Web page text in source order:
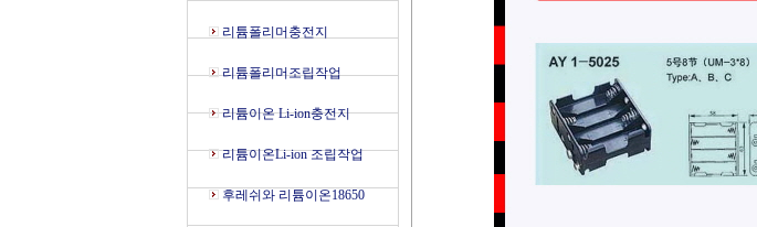
리튬폴리머충전지
리튬폴리머조립작업
리튬이온 Li-ion충전지
리튬이온Li-ion 조립작업
후레쉬와 리튬이온18650